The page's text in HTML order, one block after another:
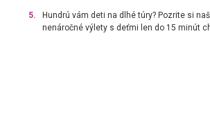
5.
Hundrú vám deti na dlhé túry? Pozrite si
nenáročné výlety s deťmi len do 15 minút